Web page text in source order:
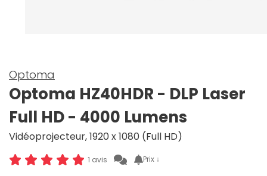
Optoma
Optoma HZ40HDR - DLP Laser
Full HD - 4000 Lumens
Vidéoprojecteur, 1920 x 1080 (Full HD)
1 avis Prix ↓